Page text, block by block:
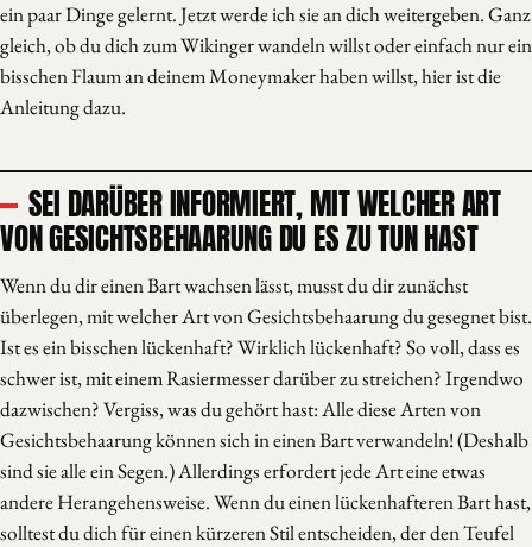
ein paar Dinge gelernt. Jetzt werde ich sie an dich weitergeben. Ganz
gleich, ob du dich zum Wikinger wandeln willst oder einfach nur ein
bisschen Flaum an deinem Moneymaker haben willst, hier ist die
Anleitung dazu.
SEI DARÜBER INFORMIERT, MIT WELCHER ART
VON GESICHTSBEHAARUNG DU ES ZU TUN HAST
Wenn du dir einen Bart wachsen lässt, musst du dir zunächst
überlegen, mit welcher Art von Gesichtsbehaarung du gesegnet bist.
Ist es ein bisschen lückenhaft? Wirklich lückenhaft? So voll, dass es
schwer ist, mit einem Rasiermesser darüber zu streichen? Irgendwo
dazwischen? Vergiss, was du gehört hast: Alle diese Arten von
Gesichtsbehaarung können sich in einen Bart verwandeln! (Deshalb
sind sie alle ein Segen.) Allerdings erfordert jede Art eine etwas
andere Herangehensweise. Wenn du einen lückenhafteren Bart hast,
solltest du dich für einen kürzeren Stil entscheiden, der den Teufel